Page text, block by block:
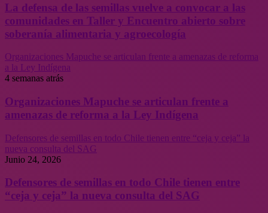
La defensa de las semillas vuelve a convocar a las
comunidades en Taller y Encuentro abierto sobre
soberanía alimentaria y agroecología
Organizaciones Mapuche se articulan frente a amenazas de reforma
a la Ley Indígena
4 semanas atrás
Organizaciones Mapuche se articulan frente a
amenazas de reforma a la Ley Indígena
Defensores de semillas en todo Chile tienen entre “ceja y ceja” la
nueva consulta del SAG
Junio 24, 2026
Defensores de semillas en todo Chile tienen entre
“ceja y ceja” la nueva consulta del SAG